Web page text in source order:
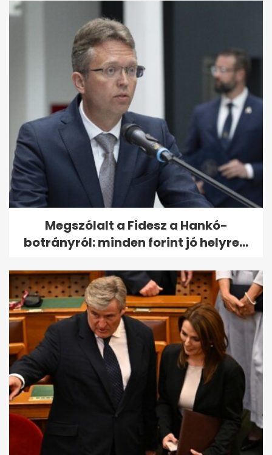
Megszólalt a Fidesz a Hankó-
botrányról: minden forint jó helyre...